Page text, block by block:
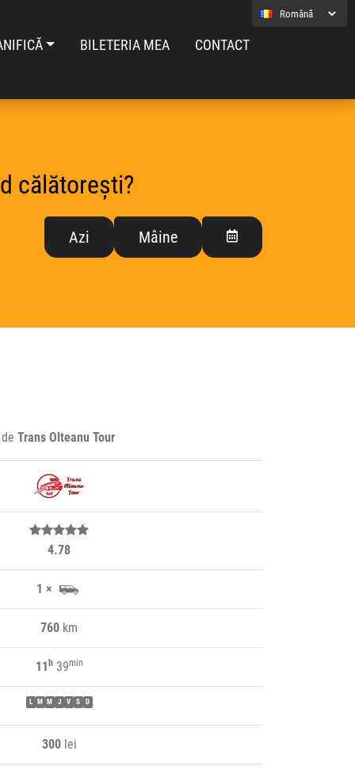
BILETERIA MEA CONTACT
călătorești?
Azi Mâine
Trans Olteanu Tour
4.78
1 ×
760 km
11h39min
M M J V S D
300lei